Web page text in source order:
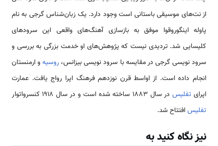
از نت‌های موسیقی باستانی است وجود دارد. یک زبان‌شناس گرجی به نام
پاوله اینگوروقوا موفق به بازسازی آهنگ‌های واقعی این سرودهای
کلیسایی شد. تردیدی نیست که پژوهش‌های او خدمت بزرگی به بررسی و
سرود نویسی گرجی در مقایسه با سرود نویسی بیزانس، روسیهو ارمنستان
انجام داده است. از اواسط قرن نوزدهم فرهنگ اپرا رواج یافت. عمارت
اپرای تفلیسدر سال 1883 ساخته شده است و در سال 1918 کنسرواتوار
تفلیسافتتاح شد.
نیز نگاه کنید به